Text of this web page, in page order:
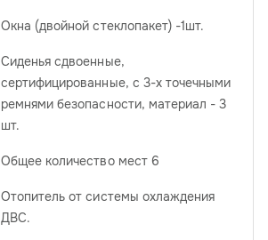
Окна (двойной стеклопакет) -1шт.
Сиденья сдвоенные,
сертифицированные, с 3-х точечными
ремнями безопасности, материал - 3
шт.
Общее количество мест 6
Отопитель от системы охлаждения
ДВС.